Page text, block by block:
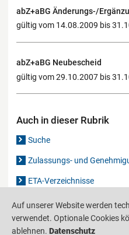
abZ+aBG Änderungs-/
gültig vom 14.08.2009 bis
abZ+aBG Neubescheid
gültig vom 29.10.2007 bis
Auch in dieser Rubrik
Suche
Zulassungs- und
ETA-Verzeichnisse
Gutachten-Verzeichnis
Auf unserer Website werden
verwendet. Optionale Cookies
ablehnen. Datenschutz